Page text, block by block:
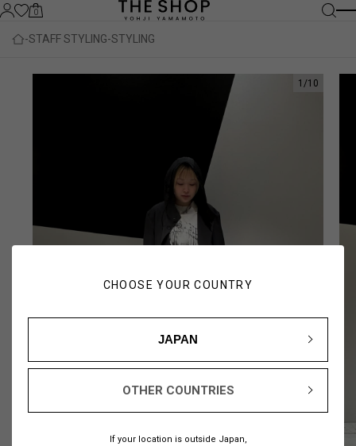
CHOOSE YOUR COUNTRY
JAPAN
OTHER COUNTRIES
If your location is outside Japan,
0
STAFF STYLING STYLING
1 /10